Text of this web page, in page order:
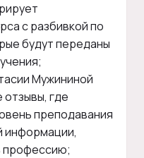
с разбивкой по
будут переданы
Мужининой
где
преподавания
информации,
профессию;